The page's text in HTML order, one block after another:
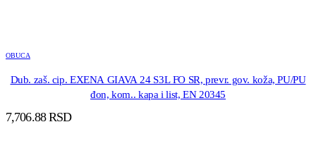
OBUCA
Dub. zaš. cip. EXENA GIAVA 24 S3L FO SR, prevr. gov. koža, PU/PU
đon, kom.. kapa i list, EN 20345
7,706.88RSD